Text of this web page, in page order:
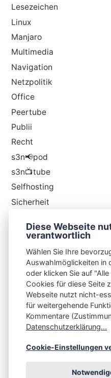
Lesezeichen
Linux
Manjaro
Multimedia
Navigation
Netzpolitik
Office
Peertube
Publii
Recht
s3n📢pod
s3n📺tube
Selfhosting
Sicherheit
Thunderbird
Integrating Open-
Impressum
Kontakt
Diese Webseite
verantwortlich
Wählen Sie Ihre
Auswahlmöglickeiten in
oder klicken Sie auf
Cookies für diese Seite
Webseite nutzt nicht-
für weitergehende
Kommentare
Datenschutzerklärung...
Cookie-Einstellungen